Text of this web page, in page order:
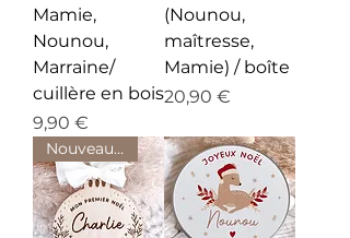
Mamie,
Nounou,
Marraine/
cuillère en bois
Prix
9,90 €
(Nounou,
maîtresse,
Mamie) / boîte
Prix
20,90 €
Nouveauté